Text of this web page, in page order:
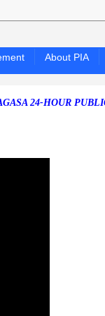
About PIA
HOUR PUBLIC